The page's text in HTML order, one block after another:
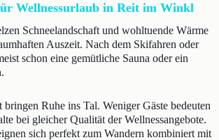
Wellnessurlaub in Reit im Winkl
Schneelandschaft und wohltuende Wärme
Auszeit. Nach dem Skifahren oder
schon eine gemütliche Sauna oder ein
Ruhe ins Tal. Weniger Gäste bedeuten
bei gleicher Qualität der Wellnessangebote.
sich perfekt zum Wandern kombiniert mit